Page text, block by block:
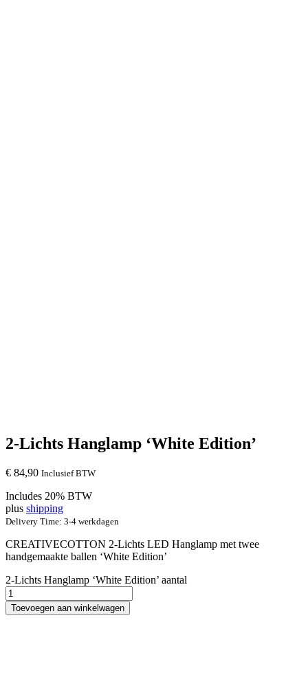
2-Lichts Hanglamp ‘White Edition’
€ 84,90 Inclusief BTW
Includes 20% BTW
plus shipping
Delivery Time: 3-4 werkdagen
CREATIVECOTTON 2-Lichts LED Hanglamp met twee
handgemaakte ballen ‘White Edition’
2-Lichts Hanglamp ‘White Edition’ aantal
Toevoegen aan winkelwagen